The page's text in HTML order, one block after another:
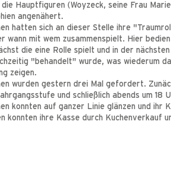
die Hauptfiguren (Woyzeck, seine Frau
angenähert.
hatten sich an dieser Stelle ihre
wann mit wem zusammenspielt. Hier
die eine Rolle spielt und in der
"behandelt" wurde, was wiederum
zeigen.
wurden gestern drei Mal gefordert.
und schließlich abends um 18
konnten auf ganzer Linie glänzen und
konnten ihre Kasse durch Kuchenverkauf